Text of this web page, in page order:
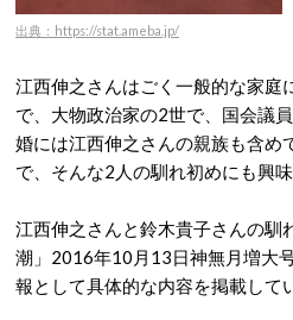
出典：https://stat.ameba.jp/
江西伸之さんはごく一般的な家庭
で、大物政治家の2世で、国会議
婚には江西伸之さんの親族も含め
で、そんな2人の馴れ初めにも興
江西伸之さんと鈴木貴子さんの馴
潮」2016年10月13日神無月増大
報として具体的な内容を掲載して